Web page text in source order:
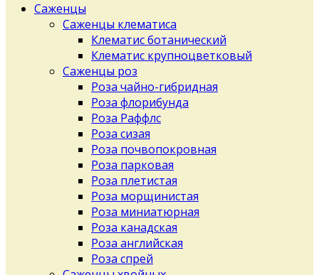
Саженцы
Саженцы клематиса
Клематис ботанический
Клематис крупноцветковый
Саженцы роз
Роза чайно-гибридная
Роза флорибунда
Роза Раффлс
Роза сизая
Роза почвопокровная
Роза парковая
Роза плетистая
Роза морщинистая
Роза миниатюрная
Роза канадская
Роза английская
Роза спрей